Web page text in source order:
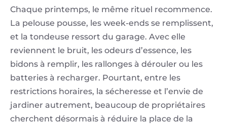
Chaque printemps, le même rituel recommence.
La pelouse pousse, les week-ends se remplissent,
et la tondeuse ressort du garage. Avec elle
reviennent le bruit, les odeurs d’essence, les
bidons à remplir, les rallonges à dérouler ou les
batteries à recharger. Pourtant, entre les
restrictions horaires, la sécheresse et l’envie de
jardiner autrement, beaucoup de propriétaires
cherchent désormais à réduire la place de la